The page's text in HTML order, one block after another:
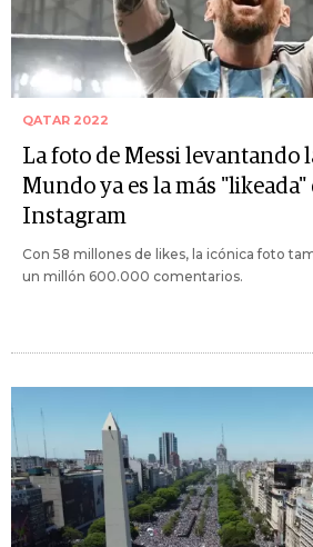
QATAR 2022
La foto de Messi levantando
Mundo ya es la más
Instagram
Con 58 millones de likes, la icónica foto
un millón 600.000 comentarios.